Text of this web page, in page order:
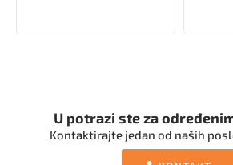
U potrazi ste za
Kontaktirajte jedan od naših